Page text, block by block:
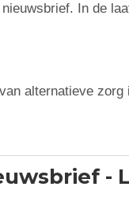
In de
alternatieve zorg
-